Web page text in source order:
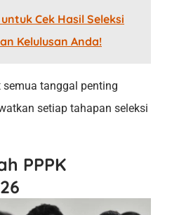
Cek Hasil Seleksi
Kelulusan Anda!
tanggal penting
setiap tahapan seleksi
PPPK